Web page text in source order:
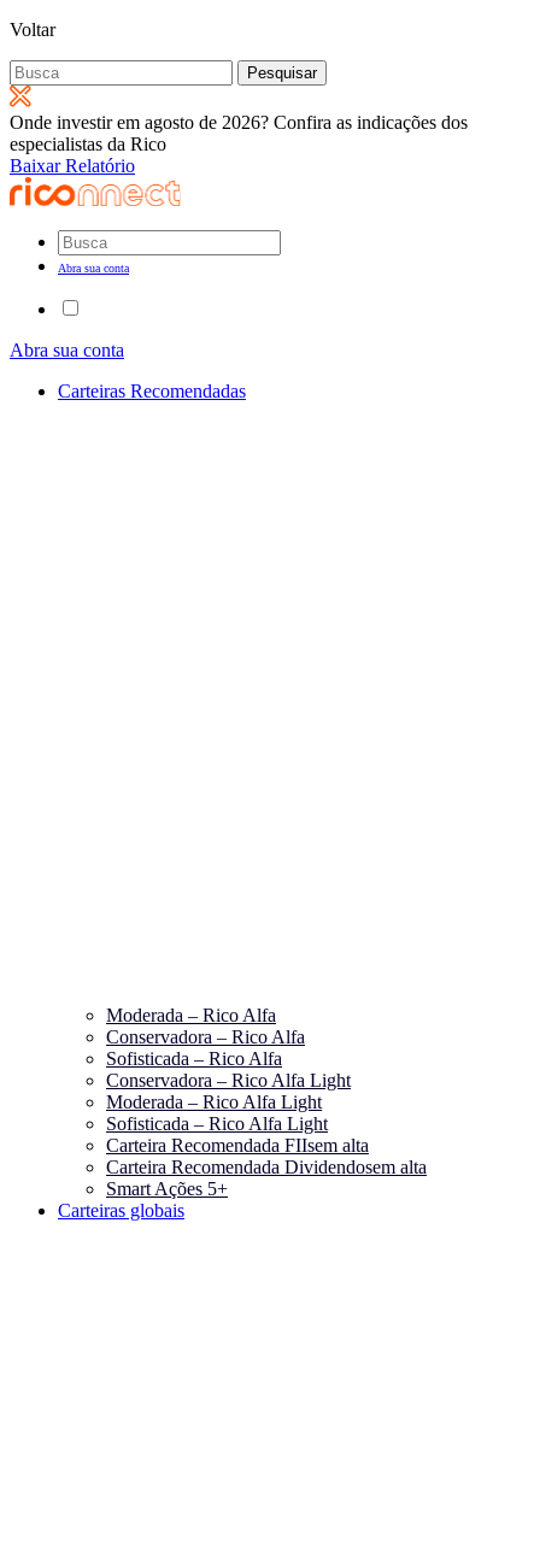
Voltar
Pesquisar
por:
Onde investir em agosto de 2026? Confira as indicações dos
especialistas da Rico
Baixar Relatório
Abra sua conta
Abra sua conta
Carteiras Recomendadas
Moderada – Rico Alfa
Conservadora – Rico Alfa
Sofisticada – Rico Alfa
Conservadora – Rico Alfa Light
Moderada – Rico Alfa Light
Sofisticada – Rico Alfa Light
Carteira Recomendada FIIsem alta
Carteira Recomendada Dividendosem alta
Smart Ações 5+
Carteiras globais